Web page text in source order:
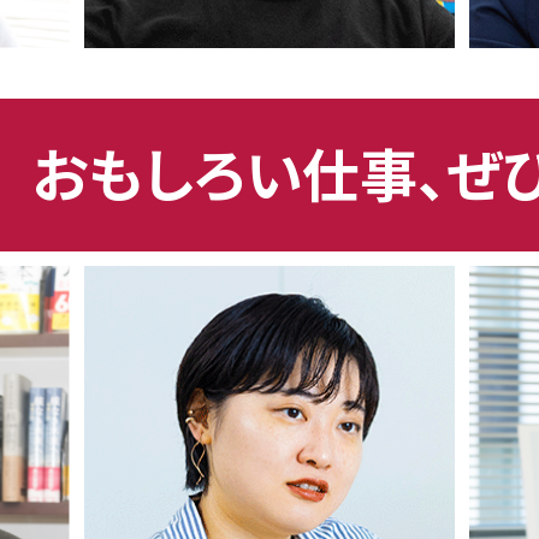
おもしろい仕事、ぜ